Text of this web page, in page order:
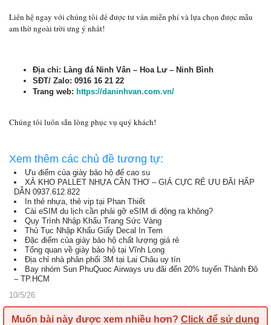
Liên hệ ngay với chúng tôi để được tư vấn miễn phí và lựa chọn được mẫu
am thờ ngoài trời ưng ý nhất!
Địa chỉ: Làng đá Ninh Vân – Hoa Lư – Ninh Bình
SĐT/ Zalo: 0916 16 21 22
Trang web: https://daninhvan.com.vn/
Chúng tôi luôn sẵn lòng phục vụ quý khách!
Xem thêm các chủ đề tương tự:
Ưu điểm của giày bảo hộ đế cao su
XẢ KHO PALLET NHỰA CẦN THƠ – GIÁ CỰC RẺ ƯU ĐÃI HẤP
DẪN 0937.612.822
In thẻ nhựa, thẻ vip tại Phan Thiết
Cài eSIM du lịch cần phải gỡ eSIM di động ra không?
Quy Trình Nhập Khẩu Trang Sức Vàng
Thủ Tục Nhập Khẩu Giấy Decal In Tem
Đặc điểm của giày bảo hộ chất lượng giá rẻ
Tổng quan về giày bảo hộ tại Vĩnh Long
Địa chỉ nhà phân phối 3M tại Lai Châu uy tín
Bay nhóm Sun PhuQuoc Airways ưu đãi đến 20% tuyến Thành Đô
– TP.HCM
10/5/26
Muốn bài này được xem nhiều hơn? Click để sử dụng